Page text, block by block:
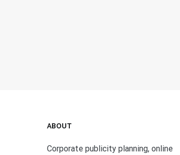
ABOUT
Corporate publicity planning, online